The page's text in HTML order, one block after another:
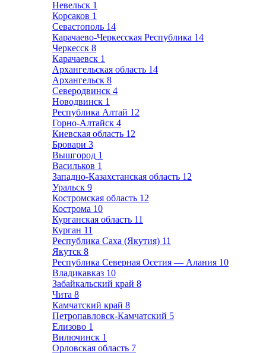
Невельск 1
Корсаков 1
Севастополь 14
Карачаево-Черкесская Республика 14
Черкесск 8
Карачаевск 1
Архангельская область 14
Архангельск 8
Северодвинск 4
Новодвинск 1
Республика Алтай 12
Горно-Алтайск 4
Киевская область 12
Бровари 3
Вышгород 1
Васильков 1
Западно-Казахстанская область 12
Уральск 9
Костромская область 12
Кострома 10
Курганская область 11
Курган 11
Республика Саха (Якутия) 11
Якутск 8
Республика Северная Осетия — Алания 10
Владикавказ 10
Забайкальский край 8
Чита 8
Камчатский край 8
Петропавловск-Камчатский 5
Елизово 1
Вилючинск 1
Орловская область 7